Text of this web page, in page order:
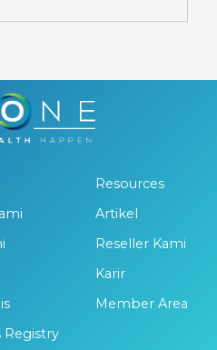
Resources
Artikel
Reseller Kami
Karir
Member Area